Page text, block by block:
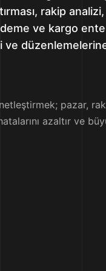
rakip
ve kargo
ve
pazar,
azaltır ve